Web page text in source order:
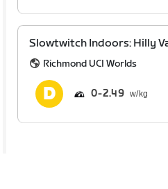
Slowtwitch Indoors: Hilly
Richmond UCI Worlds
0 2.49